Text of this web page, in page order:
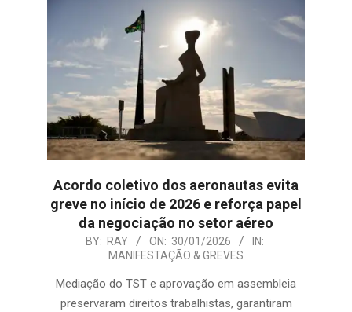
Acordo coletivo dos aeronautas evita
greve no início de 2026 e reforça papel
da negociação no setor aéreo
30
BY: RAY ON: 30/01/2026
IN:
MANIFESTAÇÃO & GREVES
Mediação do TST e aprovação em assembleia
preservaram direitos trabalhistas, garantiram